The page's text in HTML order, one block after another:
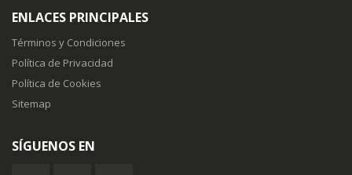
ENLACES PRINCIPALES
Términos y Condiciones
Política de Privacidad
Política de Cookies
Sitemap
SÍGUENOS EN